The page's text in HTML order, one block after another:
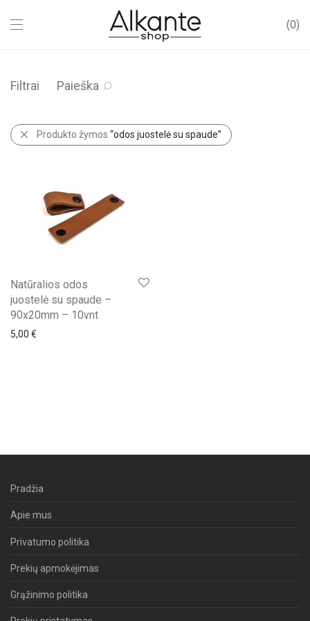
0
Filtrai Paieška
Produkto žymos “odos juostelė su spaude”
Natūralios odos
juostelė su spaude –
90x20mm – 10vnt
5,00 €
Pradžia
Apie mus
Privatumo politika
Prekių apmokėjimas
Grąžinimo politika